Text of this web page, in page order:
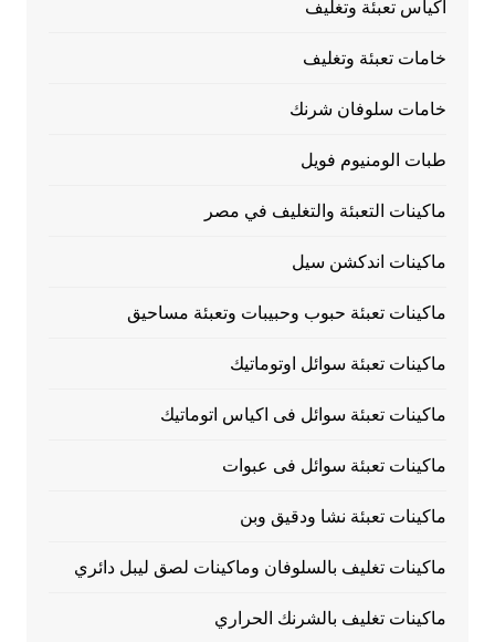
اكياس تعبئة وتغليف
خامات تعبئة وتغليف
خامات سلوفان شرنك
طبات الومنيوم فويل
ماكينات التعبئة والتغليف في مصر
ماكينات اندكشن سيل
ماكينات تعبئة حبوب وحبيبات وتعبئة مساحيق
ماكينات تعبئة سوائل اوتوماتيك
ماكينات تعبئة سوائل فى اكياس اتوماتيك
ماكينات تعبئة سوائل فى عبوات
ماكينات تعبئة نشا ودقيق وبن
ماكينات تغليف بالسلوفان وماكينات لصق ليبل دائري
ماكينات تغليف بالشرنك الحراري